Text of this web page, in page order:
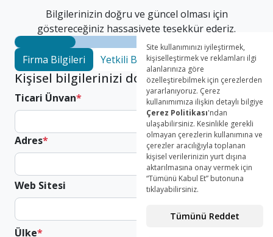
Bilgilerinizin doğru ve güncel olması için
göstereceğiniz hassasiyete teşekkür ederiz.
Firma Bilgileri Yetkili Bilgileri Fuar Katılım Bilgileri
Kişisel bilgilerinizi doldurunuz.
Ticari Ünvan*
Adres*
Web Sitesi
Ülke*